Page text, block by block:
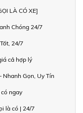
LÀ CÓ XE]
Chóng 24/7
24/7
cả hợp lý
Nhanh Gọn, Uy Tín
ngay
là có | 24/7